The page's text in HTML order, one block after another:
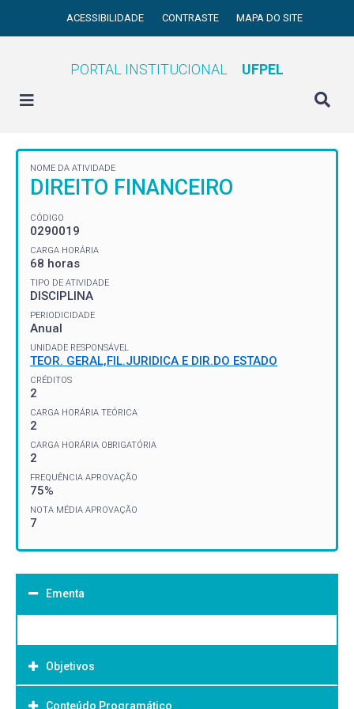
ACESSIBILIDADE CONTRASTE MAPA DO SITE
PORTAL INSTITUCIONAL UFPEL
NOME DA ATIVIDADE
DIREITO FINANCEIRO
CÓDIGO
0290019
CARGA HORÁRIA
68 horas
TIPO DE ATIVIDADE
DISCIPLINA
PERIODICIDADE
Anual
UNIDADE RESPONSÁVEL
TEOR. GERAL,FIL.JURIDICA E DIR.DO ESTADO
CRÉDITOS
2
CARGA HORÁRIA TEÓRICA
2
CARGA HORÁRIA OBRIGATÓRIA
2
FREQUÊNCIA APROVAÇÃO
75%
NOTA MÉDIA APROVAÇÃO
7
Ementa
Objetivos
Conteúdo Programático